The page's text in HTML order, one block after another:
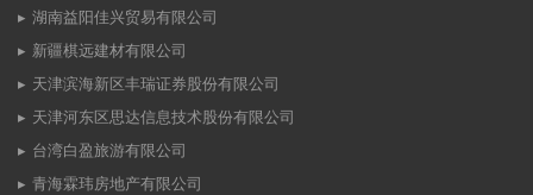
湖南益阳佳兴贸易有限公司
新疆棋远建材有限公司
天津滨海新区丰瑞证券股份有限公司
天津河东区思达信息技术股份有限公司
台湾白盈旅游有限公司
青海霖玮房地产有限公司